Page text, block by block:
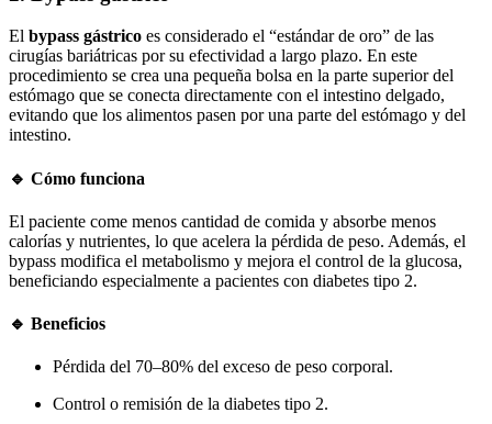
El bypass gástrico es considerado el “estándar de oro” de las
cirugías bariátricas por su efectividad a largo plazo. En este
procedimiento se crea una pequeña bolsa en la parte superior del
estómago que se conecta directamente con el intestino delgado,
evitando que los alimentos pasen por una parte del estómago y del
intestino.
🔹 Cómo funciona
El paciente come menos cantidad de comida y absorbe menos
calorías y nutrientes, lo que acelera la pérdida de peso. Además, el
bypass modifica el metabolismo y mejora el control de la glucosa,
beneficiando especialmente a pacientes con diabetes tipo 2.
🔹 Beneficios
Pérdida del 70–80% del exceso de peso corporal.
Control o remisión de la diabetes tipo 2.